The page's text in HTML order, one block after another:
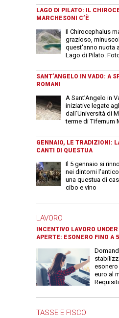
LAGO DI PILATO: IL
MARCHESONI C’È
Il Chirocephalus
grazioso,
quest'anno nuota
Lago di Pilato.
SANT’ANGELO IN VADO: A
ROMANI
A Sant’Angelo in
iniziative legate
dall’Università di
terme di Tifernum
GENNAIO, LE TRADIZIONI:
CANTI DI QUESTUA
Il 5 gennaio si
nei dintorni
una questua di
cibo e vino
LAVORO
INCENTIVO LAVORO
APERTE: ESONERO FINO A
euro al
TASSE E FISCO